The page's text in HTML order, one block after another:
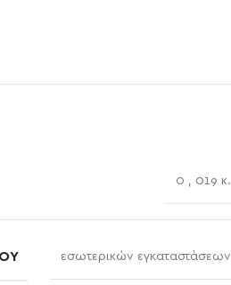
0 , 019 κ.
εσωτερικών εγκαταστάσεων